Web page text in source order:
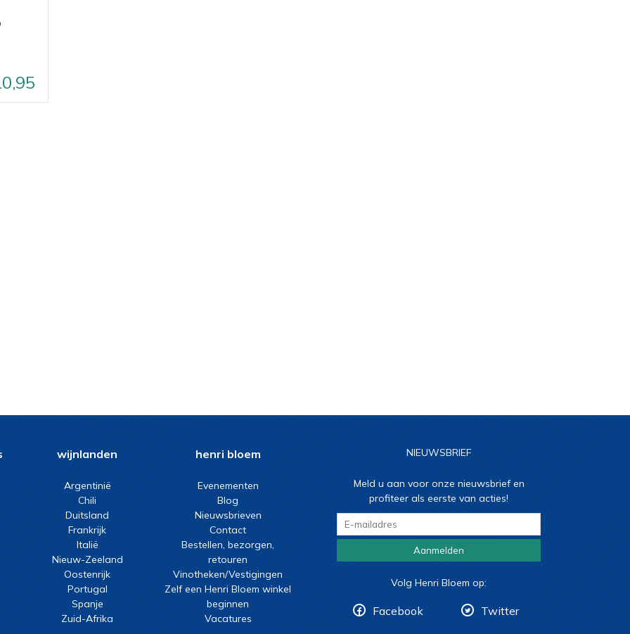
wijnlanden
Argentinië
Chili
Duitsland
Frankrijk
Italië
Nieuw-Zeeland
Oostenrijk
Portugal
Spanje
Zuid-Afrika
henri bloem
Evenementen
Blog
Nieuwsbrieven
Contact
Bestellen, bezorgen,
retouren
Vinotheken/Vestigingen
Zelf een Henri Bloem winkel
beginnen
Vacatures
NIEUWSBRIEF
Meld u aan voor onze nieuwsbrief en
profiteer als eerste van acties!
Aanmelden
Volg Henri Bloem op:
Facebook Twitter